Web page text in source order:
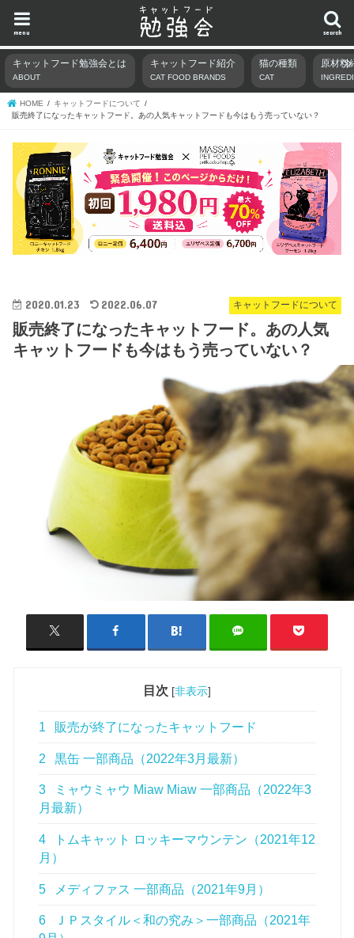
search
menu
キャットフード勉強会とは
ABOUT
キャットフード紹介
CAT FOOD BRANDS
猫の種類
CAT
原材料
HOME
キャットフードについて
販売終了になったキャットフード。あの人気キャットフードも今はもう売っていない？
キャットフードについて
2020.01.23 2022.06.07
販売終了になったキャットフード。あの人気
キャットフードも今はもう売っていない？
目次 [非表示]
1 販売が終了になったキャットフード
2 黒缶 一部商品（2022年3月最新）
3
ミャウミャウ Miaw Miaw 一部商品（2022年3
月最新）
4
トムキャット ロッキーマウンテン（2021年12
月）
5 メディファス 一部商品（2021年9月）
6
ＪＰスタイル＜和の究み＞一部商品（2021年